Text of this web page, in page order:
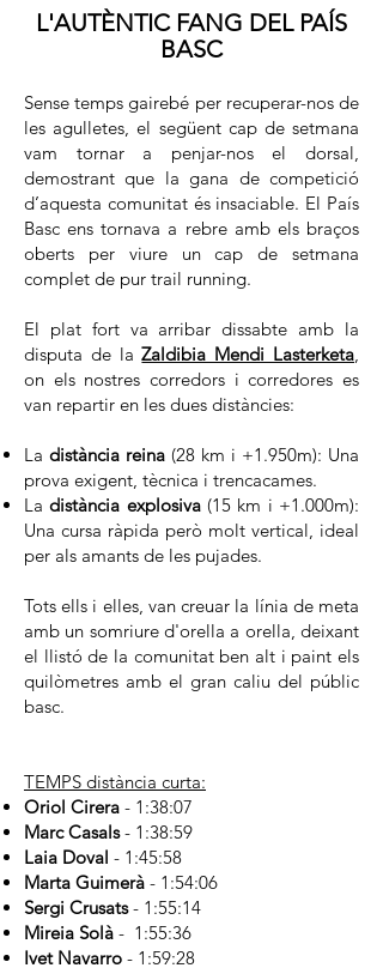
L'AUTÈNTIC FANG DEL PAÍS
BASC
Sense temps gairebé per recuperar-nos de
les agulletes, el següent cap de setmana
vam tornar a penjar-nos el dorsal,
demostrant que la gana de competició
d’aquesta comunitat és insaciable. El País
Basc ens tornava a rebre amb els braços
oberts per viure un cap de setmana
complet de pur trail running.
El plat fort va arribar dissabte amb la
disputa de laZaldibia Mendi Lasterketa,
on els nostres corredors i corredores es
van repartir en les dues distàncies:
La distància reina (28 km i +1.950m): Una
prova exigent, tècnica i trencacames.
Ladistància explosiva(15 km i +1.000m):
Una cursa ràpida però molt vertical, ideal
per als amants de les pujades.
Tots ells i elles, van creuar la línia de meta
amb un somriure d'orella a orella, deixant
el llistó de la comunitat ben alt i paint els
quilòmetres amb el gran caliu del públic
basc.
TEMPS distància curta:
Oriol Cirera - 1:38:07
Marc Casals- 1:38:59
Laia Doval - 1:45:58
Marta Guimerà - 1:54:06
Sergi Crusats- 1:55:14
Mireia Solà - 1:55:36
Ivet Navarro - 1:59:28